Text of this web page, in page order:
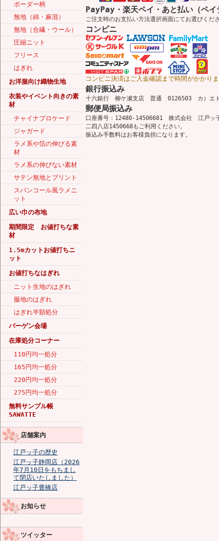
ボーダー柄
無地（綿・麻混）
無地（合繊・ウール）
圧縮ニット
フリース
はぎれ
お洋服向け織物生地
衣装やイベント向きの素
材
チャイナブロケード
ジャガード
ラメ系や箔の伸びる素
材
ラメ系の伸びない素材
サテン無地とプリント
スパンコール風ラメニ
ット
広い巾の布地
期間限定 お値打ちな素
材
1.5mカットお値打ちニ
ット
お値打ちなはぎれ
ニット生地のはぎれ
服地のはぎれ
はぎれ半額処分
バーゲン会場
在庫処分コーナー
110円均一処分
165円均一処分
220円均一処分
275円均一処分
無料サンプル帳
SAWATTE
店舗案内
江戸ッ子の歴史
江戸ッ子静岡店（2026
年7月10日をもちまし
て閉店いたしました）
江戸ッ子豊橋店
お知らせ
ツイッター
PayPay・楽天ペイ・あと払い（ペイ
ご注文時のお支払い方法選択画面にてお選びくだ
コンビニ
コンビニ決済はご入金確認まで時間がかかり
銀行振込み
十六銀行 柳ケ瀬支店 普通 0126503 カ）エ
郵便局振込み
口座番号：12480-14506681 株式会社 江戸ッ
二四八店1450668もご利用ください。
振込み手数料はお客様負担になります。